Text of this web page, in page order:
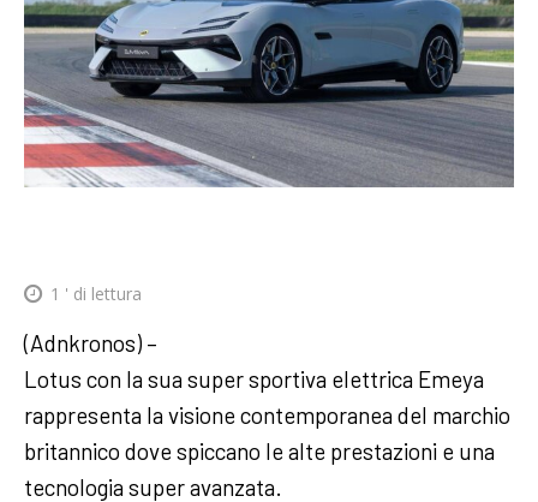
1 ' di lettura
(Adnkronos) –
Lotus con la sua super sportiva elettrica Emeya
rappresenta la visione contemporanea del marchio
britannico dove spiccano le alte prestazioni e una
tecnologia super avanzata.